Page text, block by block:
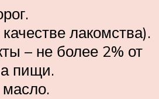
лакомства).
– не более 2% от
пищи.
масло.